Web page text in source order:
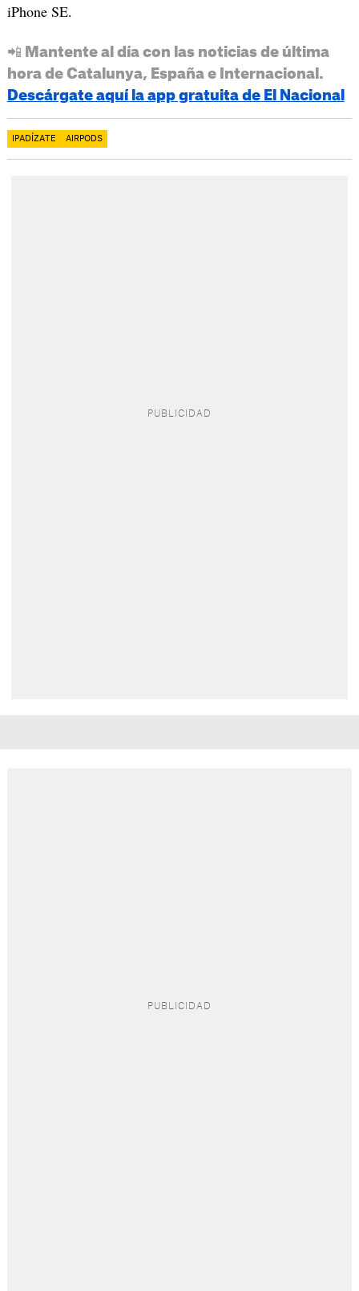
iPhone SE.
📲 Mantente al día con las noticias de última
hora de Catalunya, España e Internacional.
Descárgate aquí la app gratuita de El Nacional
IPADÍZATE AIRPODS